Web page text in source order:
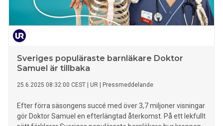
Sveriges populäraste barnläkare Doktor
Samuel är tillbaka
25.6.2025 08:32:00 CEST UR Pressmeddelande
Efter förra säsongens succé med över 3,7 miljoner visningar
gör Doktor Samuel en efterlängtad återkomst. På ett lekfullt